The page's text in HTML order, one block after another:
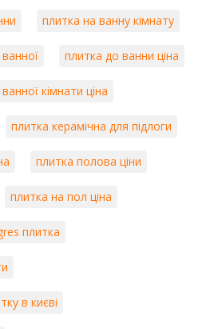
плитка на ванну кімнату
плитка до ванни ціна
кімнати ціна
плитка керамічна для підлоги
плитка полова ціни
плитка на пол ціна
плитка
в києві